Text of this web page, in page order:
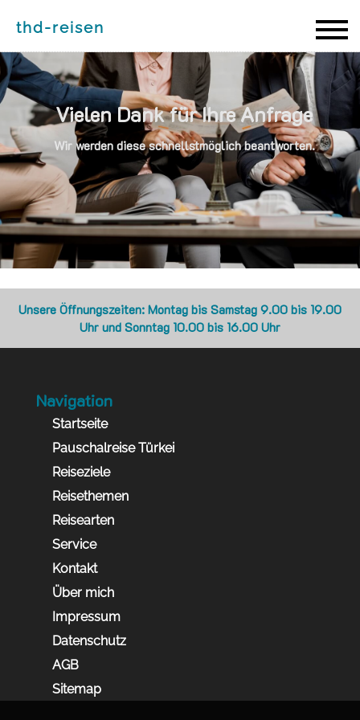
thd-reisen
Vielen Dank für Ihre Anfrage
Wir werden diese schnellstmöglich beantworten.
Unsere Öffnungszeiten: Montag bis Samstag 9.00 bis 19.00
Uhr und Sonntag 10.00 bis 16.00 Uhr
Navigation
Startseite
Pauschalreise Türkei
Reiseziele
Reisethemen
Reisearten
Service
Kontakt
Über mich
Impressum
Datenschutz
AGB
Sitemap